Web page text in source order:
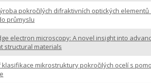
pokročilých difraktivních optických elementů
průmyslu
electron microscopy: A novel insight into
structural materials
klasifikace mikrostruktury pokročilých ocelí s